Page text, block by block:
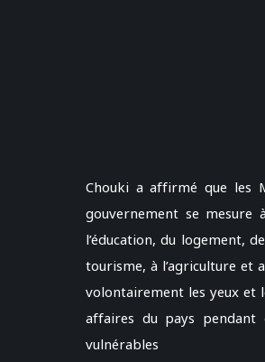
Chouki a affirmé que les
gouvernement se
l’éducation, du logement,
tourisme, à l’agriculture
volontairement les yeux et
affaires du pays pendant
vulnérables